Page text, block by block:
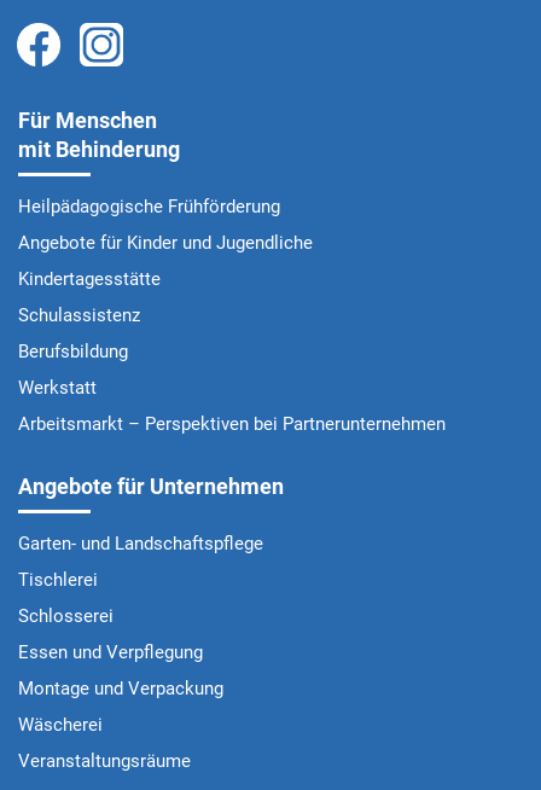
Für Menschen
mit Behinderung
Heilpädagogische Frühförderung
Angebote für Kinder und Jugendliche
Kindertagesstätte
Schulassistenz
Berufsbildung
Werkstatt
Arbeitsmarkt – Perspektiven bei Partnerunternehmen
Angebote für Unternehmen
Garten- und Landschaftspflege
Tischlerei
Schlosserei
Essen und Verpflegung
Montage und Verpackung
Wäscherei
Veranstaltungsräume